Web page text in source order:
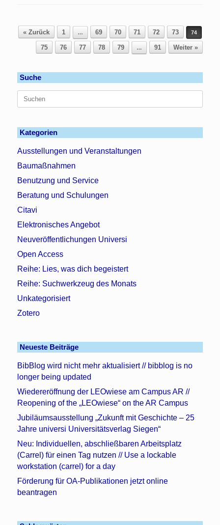
Beitragsnavigation
« Zurück 1 … 69 70 71 72 73 74
75 76 77 78 79 … 91 Weiter »
Suche
Suchen
Kategorien
Ausstellungen und Veranstaltungen
Baumaßnahmen
Benutzung und Service
Beratung und Schulungen
Citavi
Elektronisches Angebot
Neuveröffentlichungen Universi
Open Access
Reihe: Lies, was dich begeistert
Reihe: Suchwerkzeug des Monats
Unkategorisiert
Zotero
Neueste Beiträge
BibBlog wird nicht mehr aktualisiert // bibblog is no
longer being updated
Wiedereröffnung der LEOwiese am Campus AR //
Reopening of the „LEOwiese“ on the AR Campus
Jubiläumsausstellung „Zukunft mit Geschichte – 25
Jahre universi Universitätsverlag Siegen“
Neu: Individuellen, abschließbaren Arbeitsplatz
(Carrel) für einen Tag nutzen // Use a lockable
workstation (carrel) for a day
Förderung für OA-Publikationen jetzt online
beantragen